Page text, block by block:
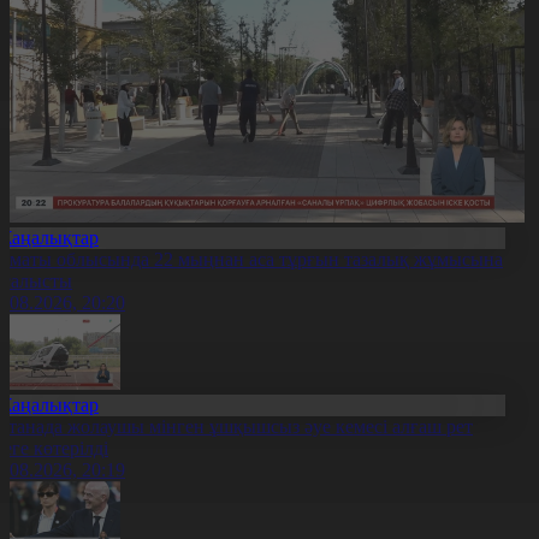
облысында 22 мыңнан аса тұрғын тазалық жұмысына
20:20
жолаушы мінген ұшқышсыз әуе кемесі алғаш рет
көтерілді
20:19